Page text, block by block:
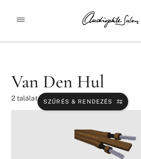
KEZDŐLAP TERMÉKEK / VAN DEN
Van Den Hul
2találat SZŰRÉS & RENDEZÉS